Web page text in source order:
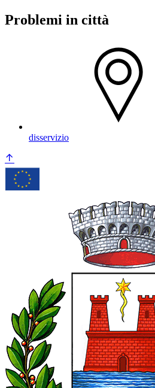
Problemi in città
disservizio